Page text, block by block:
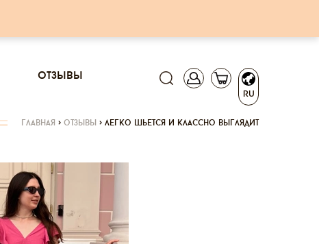
RU
отзывы
главная > отзывы > легко шьется и классно выглядит